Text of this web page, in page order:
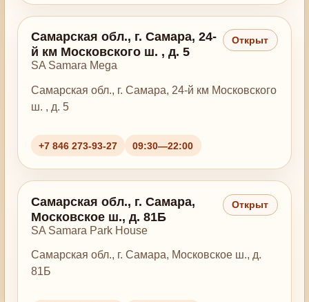
Самарская обл., г. Самара, 24-
й км Московского ш. , д. 5
SA Samara Mega
Открыт
Самарская обл., г. Самара, 24-й км Московского
ш. , д. 5
+7 846 273-93-27 09:30—22:00
Самарская обл., г. Самара,
Московское ш., д. 81Б
SA Samara Park House
Открыт
Самарская обл., г. Самара, Московское ш., д.
81Б